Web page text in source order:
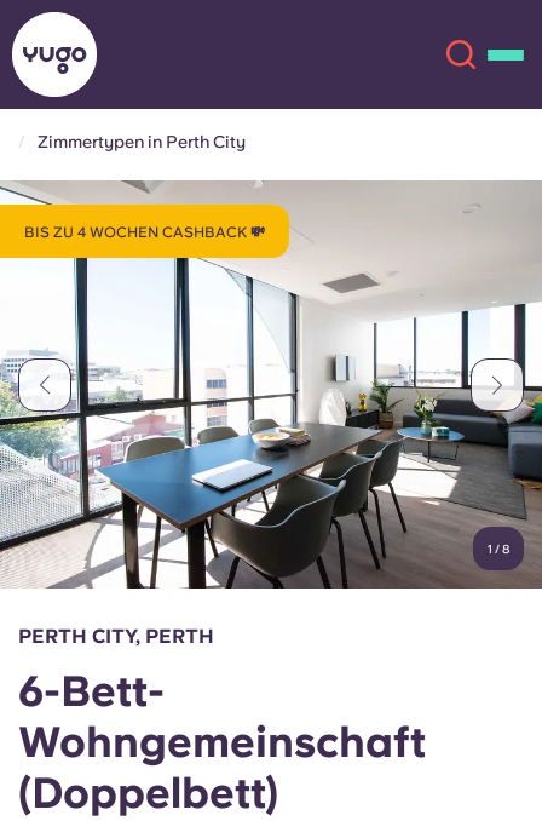
Über uns
Standorte
Mehr
Konto Sprache
English (GB)
Español
Wähle ein Land aus
Anmelden
Jetzt buchen
English (GB)
English (US)
Chinese Español
Català Deutsch
Italian French
Portuguese
Zimmertypen in Perth City
BIS ZU 4 WOCHEN CASHBACK 💸
1 /8
PERTH CITY, PERTH
6-Bett-
Wohngemeinschaft
(Doppelbett)